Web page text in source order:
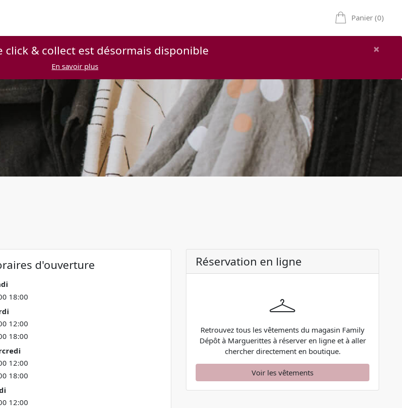
Panier (0)
click & collect est désormais disponible ×
En savoir plus
d'ouverture
18:00
12:00
18:00
12:00
18:00
12:00
Réservation en ligne
Retrouvez tous les vêtements du magasin Family
Dépôt à Marguerittes à réserver en ligne et à aller
chercher directement en boutique.
Voir les vêtements